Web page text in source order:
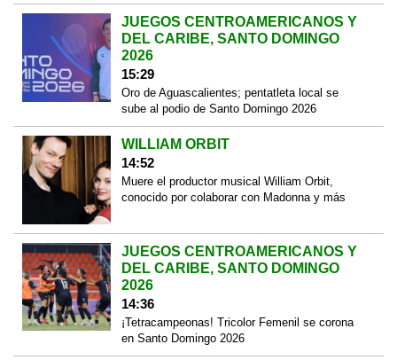
JUEGOS CENTROAMERICANOS Y
DEL CARIBE, SANTO DOMINGO
2026
15:29
Oro de Aguascalientes; pentatleta local se
sube al podio de Santo Domingo 2026
WILLIAM ORBIT
14:52
Muere el productor musical William Orbit,
conocido por colaborar con Madonna y más
JUEGOS CENTROAMERICANOS Y
DEL CARIBE, SANTO DOMINGO
2026
14:36
¡Tetracampeonas! Tricolor Femenil se corona
en Santo Domingo 2026